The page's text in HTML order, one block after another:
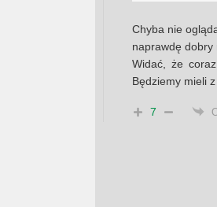
Chyba nie
naprawdę dobry
Widać, że
Będziemy mieli
7